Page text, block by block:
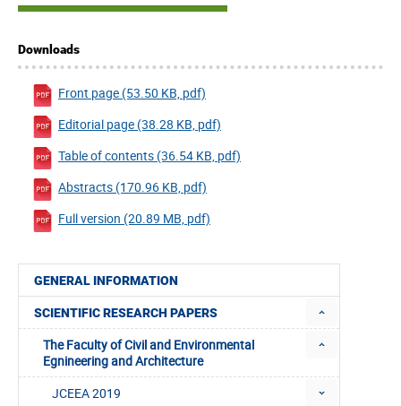
GENERAL INFORMATION
SCIENTIFIC RESEARCH PAPERS
The Faculty of Civil and Environmental
Egnineering and Architecture
JCEEA 2019
Downloads
Front page (53.50 KB, pdf)
Editorial page (38.28 KB, pdf)
Table of contents (36.54 KB, pdf)
Abstracts (170.96 KB, pdf)
Full version (20.89 MB, pdf)